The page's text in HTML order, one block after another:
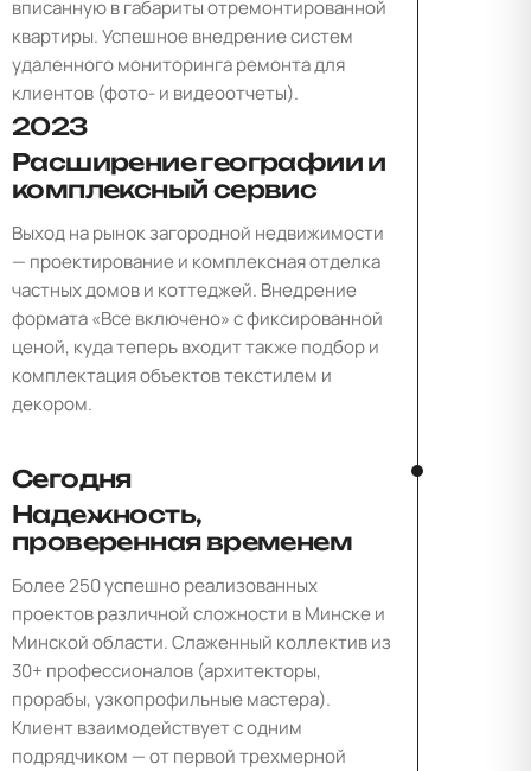
вписанную в габариты отремонтированной
квартиры. Успешное внедрение систем
удаленного мониторинга ремонта для
клиентов (фото- и видеоотчеты).
2023
Расширение географии и
комплексный сервис
Выход на рынок загородной недвижимости
— проектирование и комплексная отделка
частных домов и коттеджей. Внедрение
формата «Все включено» с фиксированной
ценой, куда теперь входит также подбор и
комплектация объектов текстилем и
декором.
Сегодня
Надежность,
проверенная временем
Более 250 успешно реализованных
проектов различной сложности в Минске и
Минской области. Слаженный коллектив из
30+ профессионалов (архитекторы,
прорабы, узкопрофильные мастера).
Клиент взаимодействует с одним
подрядчиком — от первой трехмерной